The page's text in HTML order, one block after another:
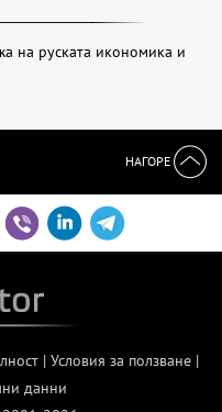
на руската икономика и
НАГОРЕ
| Условия за ползване|
данни